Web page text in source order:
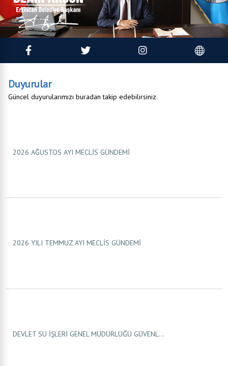
Duyurular
Güncel duyurularımızı buradan takip edebilirsiniz.
2026 AĞUSTOS AYI MECLİS GÜNDEMİ
2026 YILI TEMMUZ AYI MECLİS GÜNDEMİ
DEVLET SU İŞLERİ GENEL MÜDÜRLÜĞÜ GÜVENL...